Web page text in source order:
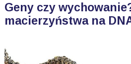
Geny czy
macierzyństwa na